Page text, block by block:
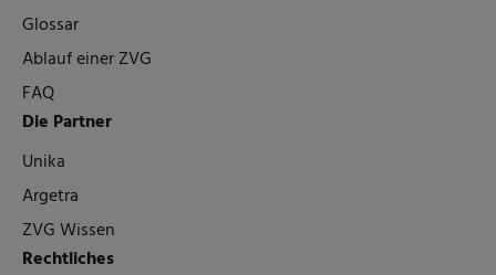
Glossar
Ablauf einer ZVG
FAQ
Die Partner
Unika
Argetra
ZVG Wissen
Rechtliches